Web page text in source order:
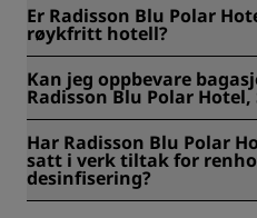
Longyearbyen, Longyearbyen,
Er Radisson Blu Polar
røykfritt hotell?
Ja, Radisson Blu Polar Hotel,
hotell.
Kan jeg oppbevare
Radisson Blu Polar Hotel,
Polar Hotel, Spitsbergen.
Har Radisson Blu Polar
satt i verk tiltak for
desinfisering?